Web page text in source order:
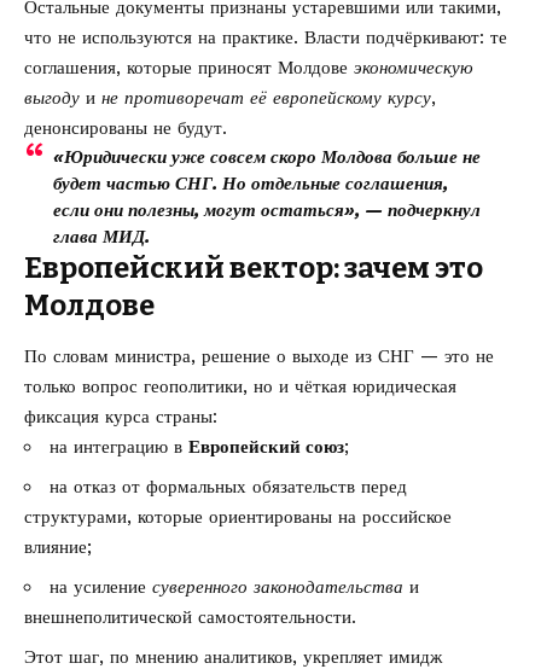
Остальные документы признаны устаревшими или такими,
что не используются на практике. Власти подчёркивают: те
соглашения, которые приносят Молдове экономическую
выгоду и не противоречат её европейскому курсу,
денонсированы не будут.
«Юридически уже совсем скоро Молдова больше не
будет частью СНГ. Но отдельные соглашения,
если они полезны, могут остаться», — подчеркнул
глава МИД.
Европейский вектор: зачем это
Молдове
По словам министра, решение о выходе из СНГ — это не
только вопрос геополитики, но и чёткая юридическая
фиксация курса страны:
на интеграцию в Европейский союз;
на отказ от формальных обязательств перед
структурами, которые ориентированы на российское
влияние;
на усиление суверенного законодательства и
внешнеполитической самостоятельности.
Этот шаг, по мнению аналитиков, укрепляет имидж